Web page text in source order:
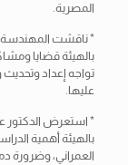
المصرية.
* ناقشت المهندسة
بالهيئة قضايا
تواجه إعداد
عليها.
* استعرض الدكتور
بالهيئة أهمية
العمراني، وضرورة